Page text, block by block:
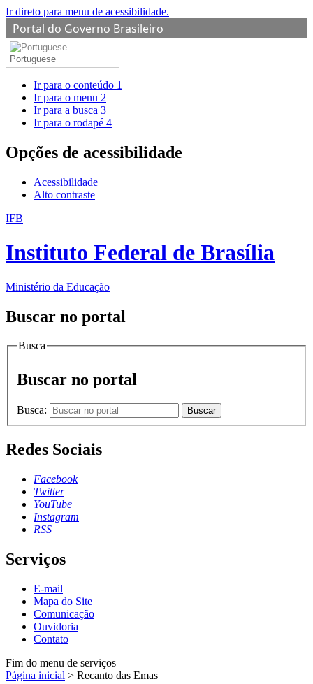
Ir direto para menu de acessibilidade.
Portal do Governo Brasileiro
Portuguese
Ir para o conteúdo 1
Ir para o menu 2
Ir para a busca 3
Ir para o rodapé 4
Opções de acessibilidade
Acessibilidade
Alto contraste
IFB
Instituto Federal de Brasília
Ministério da Educação
Buscar no portal
Busca
Buscar no portal
Busca: Buscar
Redes Sociais
Facebook
Twitter
YouTube
Instagram
RSS
Serviços
E-mail
Mapa do Site
Comunicação
Ouvidoria
Contato
Fim do menu de serviços
Página inicial > Recanto das Emas